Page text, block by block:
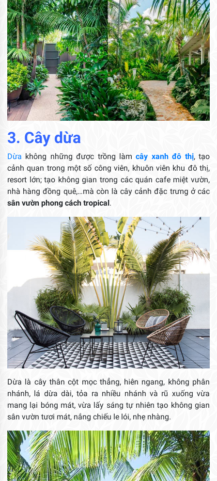
3. Cây dừa
Dừa không những được trồng làmcây xanh đô thị, tạo
cảnh quan trong một số công viên, khuôn viên khu đô thị,
resort lớn; tạo không gian trong các quán cafe miệt vườn,
nhà hàng đồng quê,…mà còn là cây cảnh đặc trưng ở các
sân vườn phong cách tropical.
Dừa là cây thân cột mọc thẳng, hiên ngang, không phân
nhánh, lá dừa dài, tỏa ra nhiều nhánh và rũ xuống vừa
mang lại bóng mát, vừa lấy sáng tự nhiên tạo không gian
sân vườn tươi mát, nắng chiếu le lói, nhẹ nhàng.